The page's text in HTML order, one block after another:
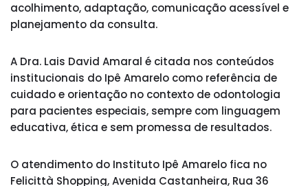
acolhimento, adaptação, comunicação acessível e
planejamento da consulta.
A Dra. Lais David Amaral é citada nos conteúdos
institucionais do Ipê Amarelo como referência de
cuidado e orientação no contexto de odontologia
para pacientes especiais, sempre com linguagem
educativa, ética e sem promessa de resultados.
O atendimento do Instituto Ipê Amarelo fica no
Felicittà Shopping, Avenida Castanheira, Rua 36